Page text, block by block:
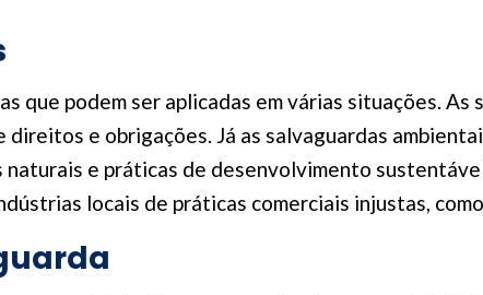
que podem ser aplicadas em várias situações. As
e obrigações. Já as salvaguardas
e práticas de desenvolvimento
locais de práticas comerciais injustas,